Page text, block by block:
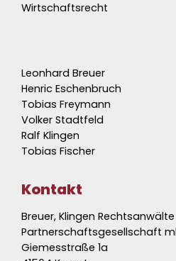
Wirtschaftsrecht
Leonhard Breuer
Henric Eschenbruch
Tobias Freymann
Volker Stadtfeld
Ralf Klingen
Tobias Fischer
Kontakt
Breuer, Klingen Rechtsanwälte
Partnerschaftsgesellschaft
Giemesstraße 1a